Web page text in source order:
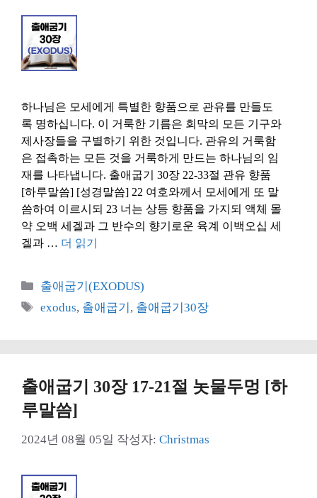
하나님은 모세에게 특별한 향품으로 관유를 만들도
록 명하십니다. 이 거룩한 기름은 회막의 모든 기구와
제사장들을 구별하기 위한 것입니다. 관유의 거룩함
은 접촉하는 모든 것을 거룩하게 만드는 하나님의 임
재를 나타냅니다. 출애굽기 30장 22-33절 관유 향품
[하루말씀] [성경말씀] 22 여호와께서 모세에게 또 말
씀하여 이르시되 23 너는 상등 향품을 가지되 액체 몰
약 오백 세겔과 그 반수의 향기로운 육계 이백오십 세
겔과 … 더 읽기
카
출애굽기(EXODUS)
태
exodus, 출애굽기 , 출애굽기30장
출애굽기 30장 17-21절 놋물두멍 [하
루말씀]
2024년 08월 05일 작성자: Christmas